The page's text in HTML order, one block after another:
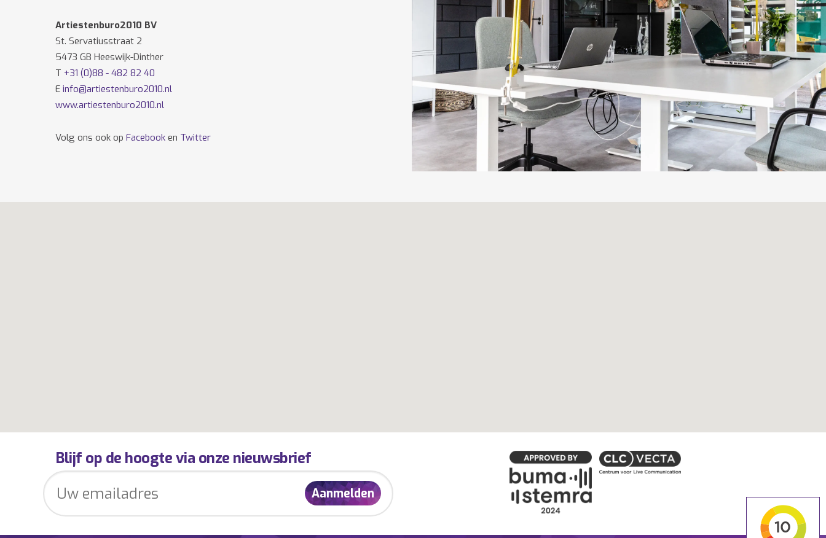
Artiestenburo2010 BV
St. Servatiusstraat 2
5473 GB Heeswijk-Dinther
T +31 (0)88 - 482 82 40
E info@artiestenburo2010.nl
www.artiestenburo2010.nl
Volg ons ook op Facebook en Twitter
Blijf op de hoogte via onze nieuwsbrief